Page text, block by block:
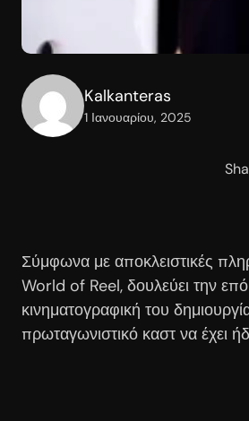
Kalkanteras
1 Ιανουαρίου, 2025
Σύμφωνα με αποκλειστικές
World of Reel, δουλεύει την
κινηματογραφική του
πρωταγωνιστικό καστ να έχει